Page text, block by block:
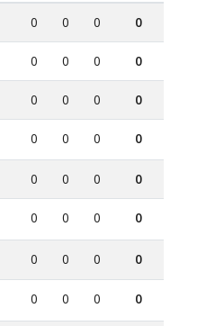
0 0 0 0
0 0 0 0
0 0 0 0
0 0 0 0
0 0 0 0
0 0 0 0
0 0 0 0
0 0 0 0